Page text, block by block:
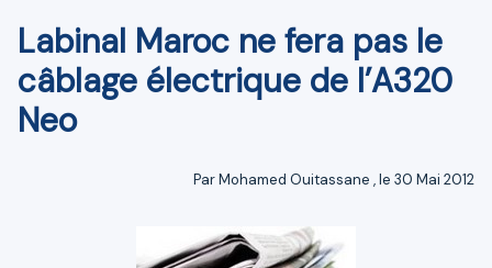
Labinal Maroc ne fera pas le
câblage électrique de l’A320
Neo
ParMohamed Ouitassane , le 30 Mai 2012